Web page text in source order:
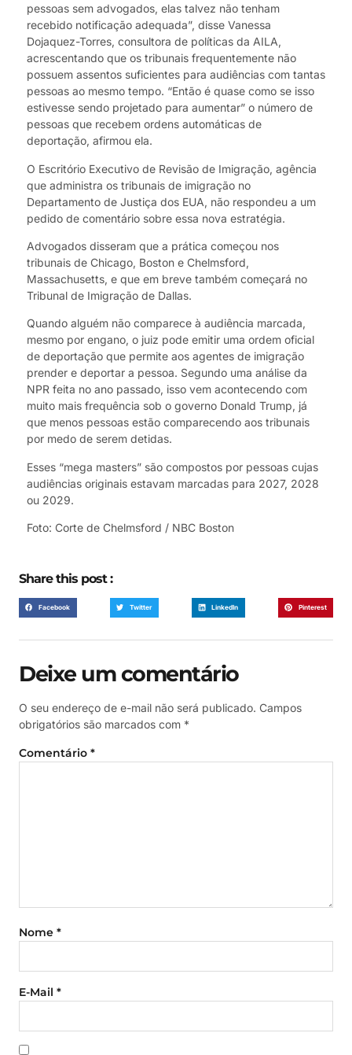
pessoas sem advogados, elas talvez não tenham
recebido notificação adequada”, disse Vanessa
Dojaquez-Torres, consultora de políticas da AILA,
acrescentando que os tribunais frequentemente não
possuem assentos suficientes para audiências com tantas
pessoas ao mesmo tempo. “Então é quase como se isso
estivesse sendo projetado para aumentar” o número de
pessoas que recebem ordens automáticas de
deportação, afirmou ela.
O Escritório Executivo de Revisão de Imigração, agência
que administra os tribunais de imigração no
Departamento de Justiça dos EUA, não respondeu a um
pedido de comentário sobre essa nova estratégia.
Advogados disseram que a prática começou nos
tribunais de Chicago, Boston e Chelmsford,
Massachusetts, e que em breve também começará no
Tribunal de Imigração de Dallas.
Quando alguém não comparece à audiência marcada,
mesmo por engano, o juiz pode emitir uma ordem oficial
de deportação que permite aos agentes de imigração
prender e deportar a pessoa. Segundo uma análise da
NPR feita no ano passado, isso vem acontecendo com
muito mais frequência sob o governo Donald Trump, já
que menos pessoas estão comparecendo aos tribunais
por medo de serem detidas.
Esses “mega masters” são compostos por pessoas cujas
audiências originais estavam marcadas para 2027, 2028
ou 2029.
Foto: Corte de Chelmsford / NBC Boston
Share this post :
Facebook Twitter LinkedIn Pinterest
Deixe um comentário
O seu endereço de e-mail não será publicado. Campos
obrigatórios são marcados com *
Comentário *
Nome *
E-Mail *